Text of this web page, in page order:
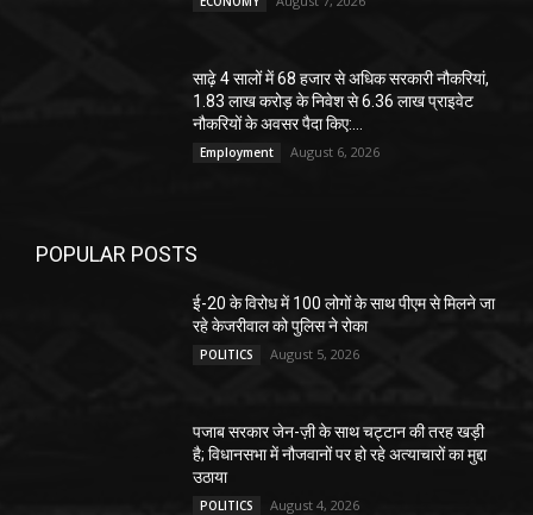
साढ़े 4 सालों में 68 हजार से अधिक सरकारी नौकरियां,
1.83 लाख करोड़ के निवेश से 6.36 लाख प्राइवेट
नौकरियों के अवसर पैदा किए:...
Employment August 6, 2026
POPULAR POSTS
ई-20 के विरोध में 100 लोगों के साथ पीएम से मिलने जा
रहे केजरीवाल को पुलिस ने रोका
POLITICS August 5, 2026
पजाब सरकार जेन-ज़ी के साथ चट्टान की तरह खड़ी
है; विधानसभा में नौजवानों पर हो रहे अत्याचारों का मुद्दा
उठाया
POLITICS August 4, 2026